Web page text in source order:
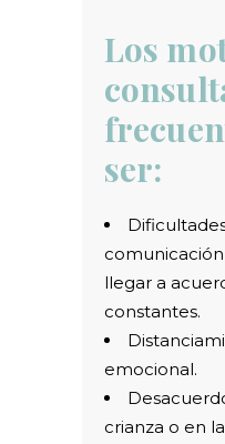
Los
ser:
llegar a
constantes.
emocional.
crianza o en